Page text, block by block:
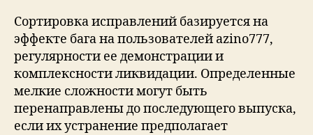
Сортировка исправлений базируется на
эффекте бага на пользователей azino777,
регулярности ее демонстрации и
комплексности ликвидации. Определенные
мелкие сложности могут быть
перенаправлены до последующего выпуска,
если их устранение предполагает